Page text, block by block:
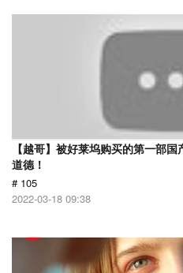
【越哥】被好莱坞购买的第一部
道德！
# 105
2022-03-18 09:38